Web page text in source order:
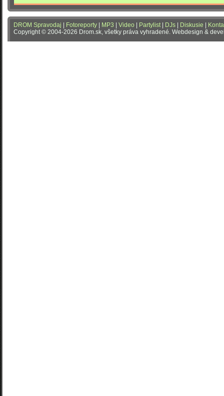
DROM Spravodaj | Fotoreporty | MP3 | Video | Partylist | DJs | Diskusie |
Copyright © 2004-2026 Drom.sk, všetky práva vyhradené. Webdesign &